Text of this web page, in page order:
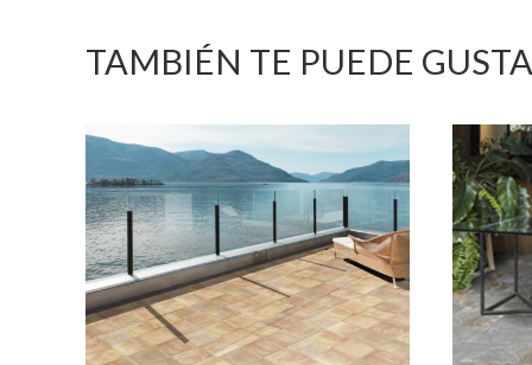
TAMBIÉN TE PUEDE